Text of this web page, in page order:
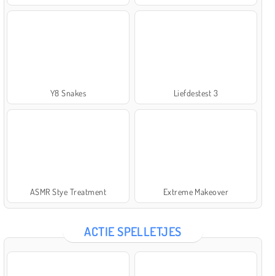
Y8 Snakes Liefdestest 3
ASMR Stye Treatment Extreme Makeover
ACTIE SPELLETJES